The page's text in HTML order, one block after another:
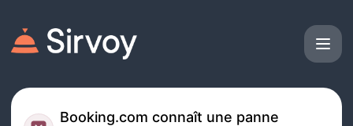
Booking.com connaît une panne